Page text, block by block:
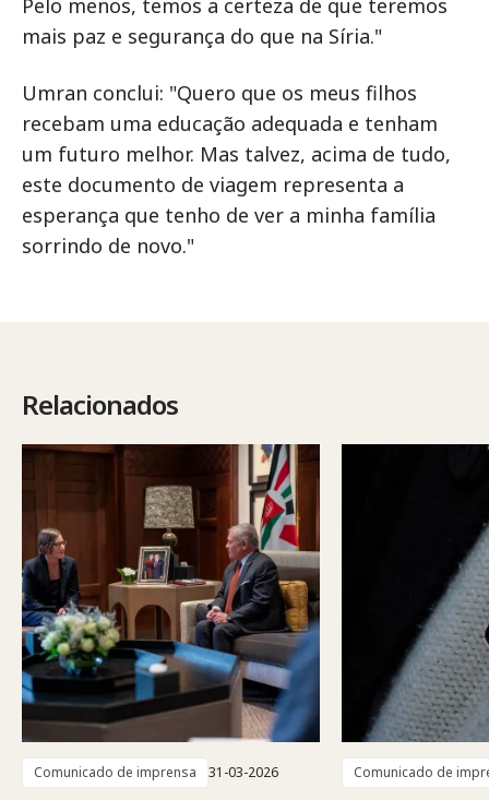
mais paz e segurança do que na Síria."
Umran conclui: "Quero que os meus filhos
recebam uma educação adequada e tenham
um futuro melhor. Mas talvez, acima de tudo,
este documento de viagem representa a
esperança que tenho de ver a minha família
sorrindo de novo."
Relacionados
Comunicado de imprensa 31-03-2026 Comunicado de